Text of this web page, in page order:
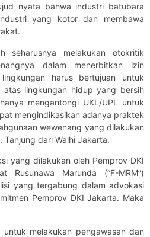
nyata bahwa industri batubara
yang kotor dan membawa
seharusnya melakukan otokritik
dalam menerbitkan izin
harus bertujuan untuk
atas lingkungan hidup yang bersih
mengantongi UKL/UPL untuk
mengindikasikan adanya praktek
wewenang yang dilakukan
Tanjung dari Walhi Jakarta.
yang dilakukan oleh Pemprov DKI
Rusunawa Marunda (“F-MRM”)
yang tergabung dalam advokasi
Pemprov DKI Jakarta. Maka
melakukan pengawasan dan